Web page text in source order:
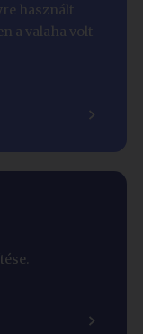
használt
a valaha volt